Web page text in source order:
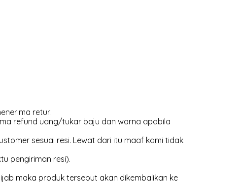
retur.
refund uang/tukar baju dan warna apabila
sesuai resi. Lewat dari itu maaf kami tidak
pengiriman resi).
maka produk tersebut akan dikembalikan ke